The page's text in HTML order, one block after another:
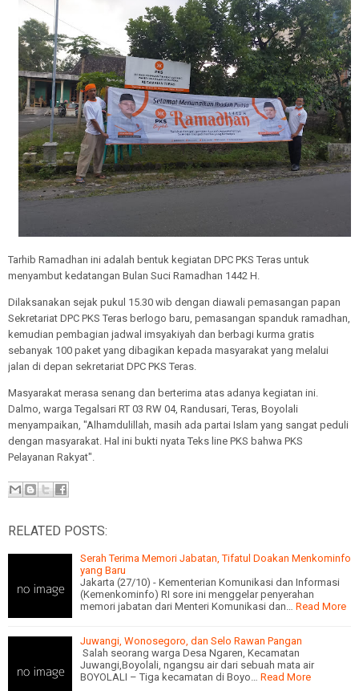
Tarhib Ramadhan ini adalah bentuk kegiatan DPC PKS Teras untuk
menyambut kedatangan Bulan Suci Ramadhan 1442 H.
Dilaksanakan sejak pukul 15.30 wib dengan diawali pemasangan papan
Sekretariat DPC PKS Teras berlogo baru, pemasangan spanduk ramadhan,
kemudian pembagian jadwal imsyakiyah dan berbagi kurma gratis
sebanyak 100 paket yang dibagikan kepada masyarakat yang melalui
jalan di depan sekretariat DPC PKS Teras.
Masyarakat merasa senang dan berterima atas adanya kegiatan ini.
Dalmo, warga Tegalsari RT 03 RW 04, Randusari, Teras, Boyolali
menyampaikan, "Alhamdulillah, masih ada partai Islam yang sangat peduli
dengan masyarakat. Hal ini bukti nyata Teks line PKS bahwa PKS
Pelayanan Rakyat".
RELATED POSTS:
Serah Terima Memori Jabatan, Tifatul Doakan Menkominfo
yang Baru
Jakarta (27/10) - Kementerian Komunikasi dan Informasi
(Kemenkominfo) RI sore ini menggelar penyerahan
memori jabatan dari Menteri Komunikasi dan…
Read More
Juwangi, Wonosegoro, dan Selo Rawan Pangan
Salah seorang warga Desa Ngaren, Kecamatan
Juwangi,Boyolali, ngangsu air dari sebuah mata air
BOYOLALI – Tiga kecamatan di Boyo…
Read More